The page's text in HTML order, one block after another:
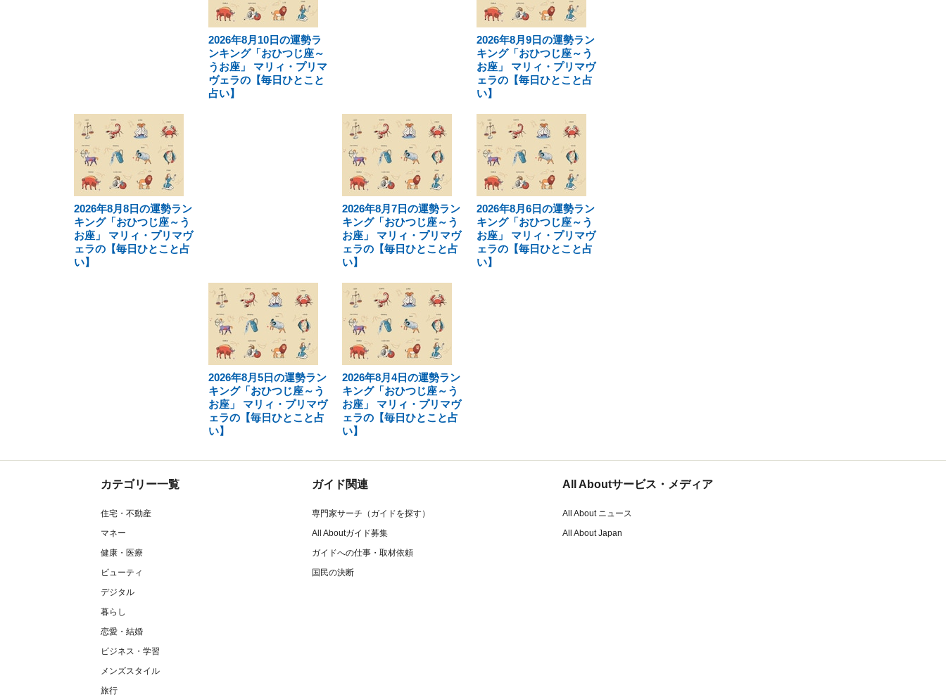
2026年8月10日の運勢ラ
ンキング「おひつじ座～
うお座」 マリィ・プリマ
ヴェラの【毎日ひとこと
占い】
2026年8月9日の運勢ラン
キング「おひつじ座～う
お座」 マリィ・プリマヴ
ェラの【毎日ひとこと占
い】
2026年8月8日の運勢ラン
キング「おひつじ座～う
お座」 マリィ・プリマヴ
ェラの【毎日ひとこと占
い】
2026年8月7日の運勢ラン
キング「おひつじ座～う
お座」 マリィ・プリマヴ
ェラの【毎日ひとこと占
い】
2026年8月6日の運勢ラン
キング「おひつじ座～う
お座」 マリィ・プリマヴ
ェラの【毎日ひとこと占
い】
2026年8月5日の運勢ラン
キング「おひつじ座～う
お座」 マリィ・プリマヴ
ェラの【毎日ひとこと占
い】
2026年8月4日の運勢ラン
キング「おひつじ座～う
お座」 マリィ・プリマヴ
ェラの【毎日ひとこと占
い】
カテゴリー一覧
住宅・不動産
マネー
健康・医療
ビューティ
デジタル
暮らし
恋愛・結婚
ビジネス・学習
メンズスタイル
旅行
ガイド関連
専門家サーチ（ガイドを探す）
All Aboutガイド募集
ガイドへの仕事・取材依頼
国民の決断
All Aboutサービス・メディア
All About ニュース
All About Japan